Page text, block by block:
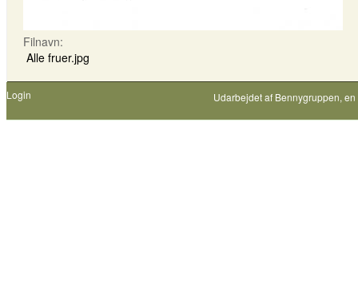
Filnavn:
Alle fruer.jpg
Login Udarbejdet af Bennygruppen,